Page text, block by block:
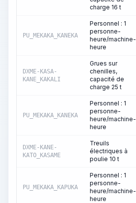
charge 16 t
PU_MEKAKA_KANEKA
Personnel : 1
personne-
heure/machine-
heure
DXME-KASA-
KANE_KAKALI
Grues sur
chenilles,
capacité de
charge 25 t
PU_MEKAKA_KANEKA
Personnel : 1
personne-
heure/machine-
heure
DXME-KANE-
KATO_KASAME
Treuils
électriques à
poulie 10 t
PU_MEKAKA_KAPUKA
Personnel : 1
personne-
heure/machine-
heure